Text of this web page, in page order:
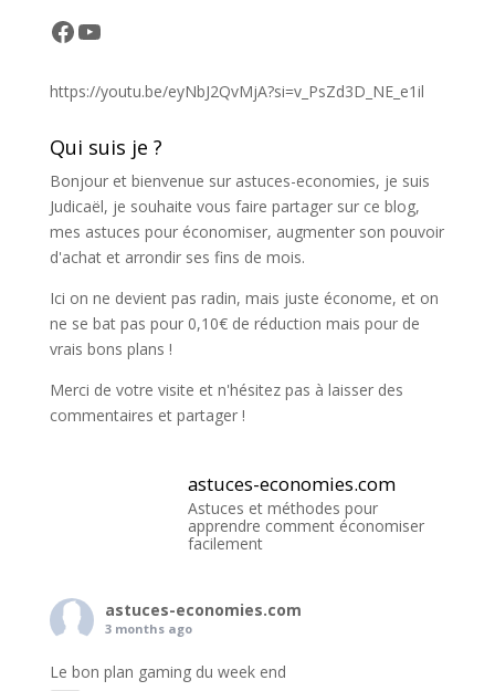
Facebook
YouTube
https://youtu.be/eyNbJ2QvMjA?si=v_PsZd3D_NE_e1il
Qui suis je ?
Bonjour et bienvenue sur astuces-economies, je suis
Judicaël, je souhaite vous faire partager sur ce blog,
mes astuces pour économiser, augmenter son pouvoir
d'achat et arrondir ses fins de mois.
Ici on ne devient pas radin, mais juste économe, et on
ne se bat pas pour 0,10€ de réduction mais pour de
vrais bons plans !
Merci de votre visite et n'hésitez pas à laisser des
commentaires et partager !
astuces-economies.com
Astuces et méthodes pour
apprendre comment économiser
facilement
astuces-economies.com
3 months ago
Le bon plan gaming du week end